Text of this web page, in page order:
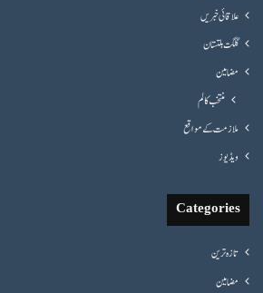
علاقائی خبریں
گلگت بلتستان
مضامین
منتخب کالم
ملازمت کے مواقع
ویڈیوز
Categories
تازہ ترین
مضامین